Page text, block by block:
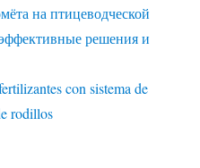
на птицеводческой
решения и
con sistema de
rodillos